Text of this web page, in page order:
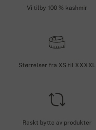
Vi tilby 100 % kashmir
Størrelser fra XS til XXXXL
Raskt bytte av produkter